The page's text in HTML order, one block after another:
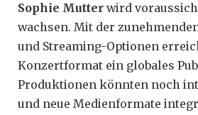
Sophie Mutter wird
wachsen. Mit der
und Streaming-Optionen
Konzertformat ein globales
Produktionen könnten noch
und neue Medienformate